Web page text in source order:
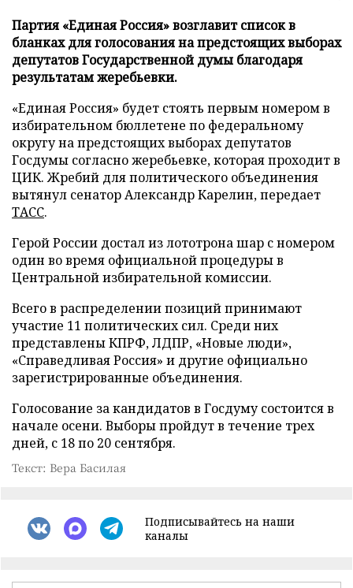
Партия «Единая Россия» возглавит список в
бланках для голосования на предстоящих выборах
депутатов Государственной думы благодаря
результатам жеребьевки.
«Единая Россия» будет стоять первым номером в
избирательном бюллетене по федеральному
округу на предстоящих выборах депутатов
Госдумы согласно жеребьевке, которая проходит в
ЦИК. Жребий для политического объединения
вытянул сенатор Александр Карелин, передает
ТАСС.
Герой России достал из лототрона шар с номером
один во время официальной процедуры в
Центральной избирательной комиссии.
Всего в распределении позиций принимают
участие 11 политических сил. Среди них
представлены КПРФ, ЛДПР, «Новые люди»,
«Справедливая Россия» и другие официально
зарегистрированные объединения.
Голосование за кандидатов в Госдуму состоится в
начале осени. Выборы пройдут в течение трех
дней, с 18 по 20 сентября.
Текст: Вера Басилая
Подписывайтесь на наши
каналы